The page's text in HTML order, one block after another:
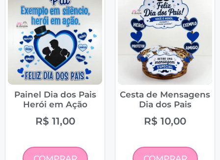
Painel Dia dos Pais
Herói em Ação
R$ 11,00
Cesta de Mensagens
Dia dos Pais
R$ 10,00